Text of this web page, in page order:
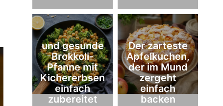
und gesunde
Brokkoli-
Pfanne mit
Kichererbsen
einfach
zubereitet
Der zarteste
Apfelkuchen,
der im Mund
zergeht
einfach
backen